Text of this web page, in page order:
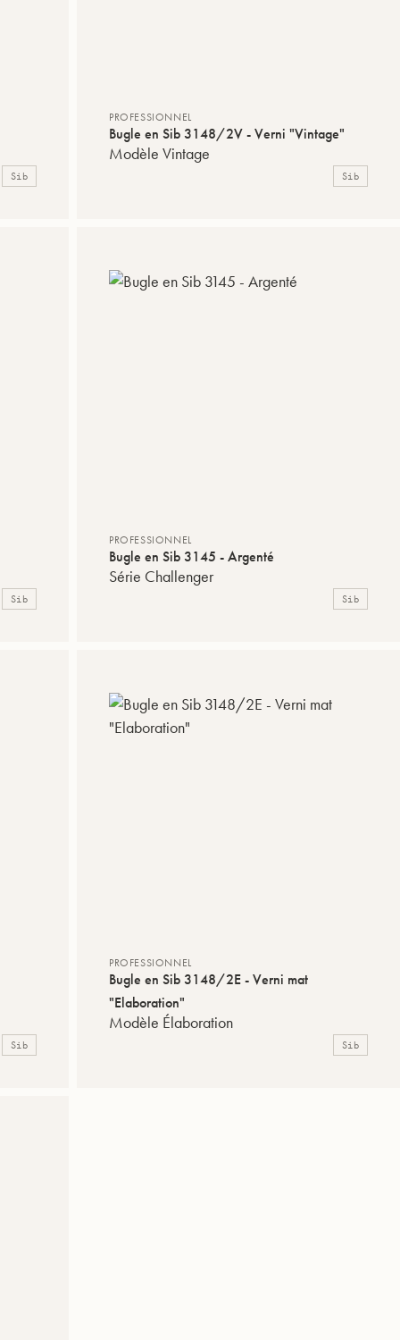
Sib
PROFESSIONNEL
Bugle en Sib 3148/2V - Verni "Vintage"
Modèle Vintage
Sib
Sib
PROFESSIONNEL
Bugle en Sib 3145 - Argenté
Série Challenger
Sib
Sib
PROFESSIONNEL
Bugle en Sib 3148/2E - Verni mat
"Elaboration"
Modèle Élaboration
Sib